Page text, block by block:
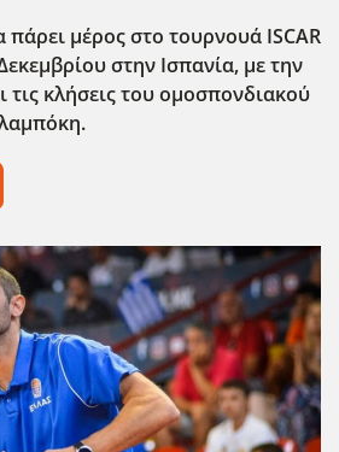
μέρος στο τουρνουά ISCAR
στην Ισπανία, με την
τις κλήσεις του ομοσπονδιακού